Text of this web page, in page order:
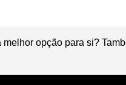
melhor opção para si?